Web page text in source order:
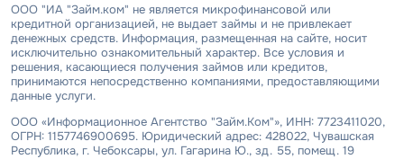
ООО "ИА "Займ.ком" не является микрофинансовой или
кредитной организацией, не выдает займы и не привлекает
денежных средств. Информация, размещенная на сайте, носит
исключительно ознакомительный характер. Все условия и
решения, касающиеся получения займов или кредитов,
принимаются непосредственно компаниями, предоставляющими
данные услуги.
ООО «Информационное Агентство "Займ.Ком"», ИНН: 7723411020,
ОГРН: 1157746900695. Юридический адрес: 428022, Чувашская
Республика, г. Чебоксары, ул. Гагарина Ю., зд. 55, помещ. 19